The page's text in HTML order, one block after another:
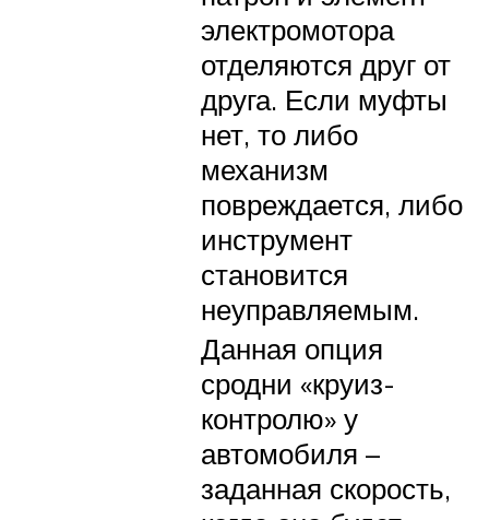
электромотора
отделяются друг от
друга. Если муфты
нет, то либо
механизм
повреждается, либо
инструмент
становится
неуправляемым.
Данная опция
сродни «круиз-
контролю» у
автомобиля –
заданная скорость,